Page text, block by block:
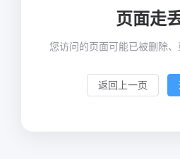
页面走
您访问的页面可能已被删除
返回上一页